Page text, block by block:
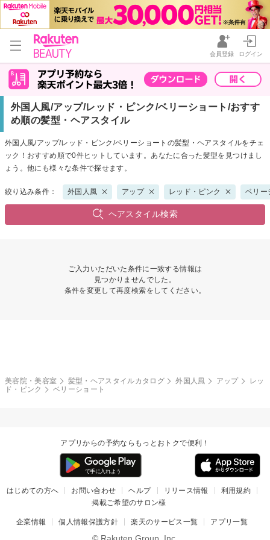
会員登録 ログイン
外国人風/アップ/レッド・ピンク/ベリーショート/おすす
め順の髪型・ヘアスタイル
外国人風/アップ/レッド・ピンク/ベリーショートの髪型・ヘアスタイルをチェ
ック！おすすめ順で0件ヒットしています。あなたに合った髪型を見つけまし
ょう。他にも様々な条件で探せます。
絞り込み条件： 外国人風 アップ レッド・ピンク ベリー
ヘアスタイル検索
ご入力いただいた条件に一致する情報は
見つかりませんでした。
条件を変更して再度検索をしてください。
美容院・美容室 髪型・ヘアスタイルカタログ 外国人風 アップ
レッ
ド・ピンク
ベリーショート
アプリからの予約ならもっとおトクで便利！
はじめての方へ お問い合わせ ヘルプ リリース情報
利用規約
掲載ご希望のサロン様
企業情報 個人情報保護方針 楽天のサービス一覧 アプリ一覧